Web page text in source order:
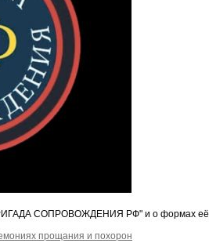
СОПРОВОЖДЕНИЯ РФ" и о формах её
прощания и похорон